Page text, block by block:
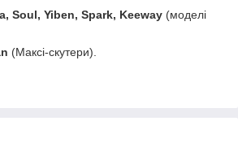
Soul, Yiben, Spark, Keeway (моделі
(Максі-скутери).